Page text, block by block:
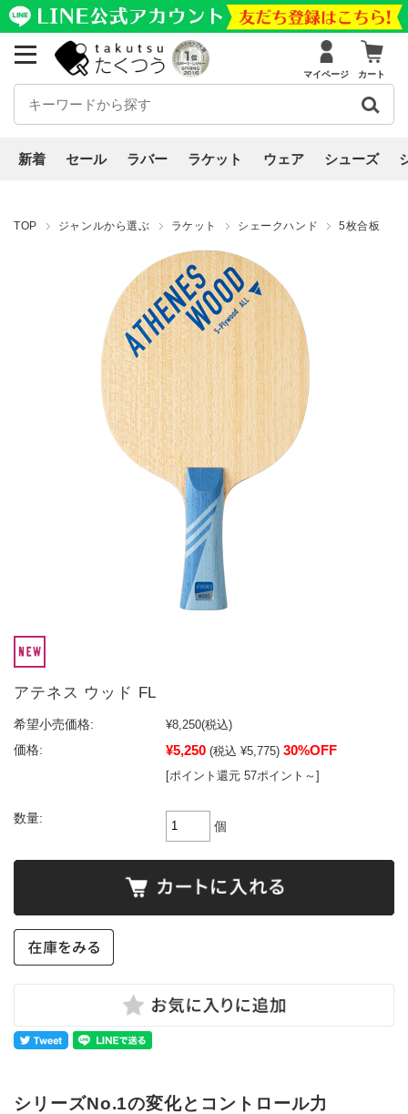
マイページ カート
新着 セール ラバー ラケット ウェア シューズ
TOP ジャンルから選ぶ ラケット シェークハンド 5枚合板
アテネス ウッド FL
希望小売価格: ¥8,250(税込)
価格:
¥5,250 (税込 ¥5,775) 30%OFF
[ポイント還元 57ポイント～]
数量:
個
シリーズNo.1の変化とコントロール力